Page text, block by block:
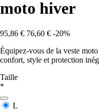
moto hiver
95,86 € 76,60 € -20%
Équipez-vous de la veste
confort, style et protection
Taille
*
L